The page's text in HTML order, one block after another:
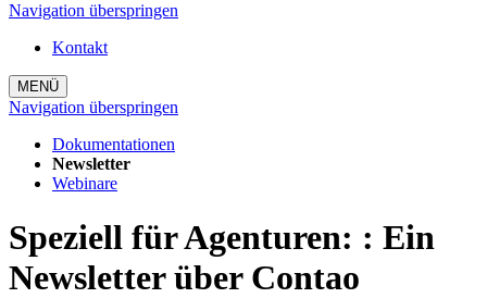
Navigation überspringen
Kontakt
MENÜ
Navigation überspringen
Dokumentationen
Newsletter
Webinare
Speziell für Agenturen: : Ein
Newsletter über Contao